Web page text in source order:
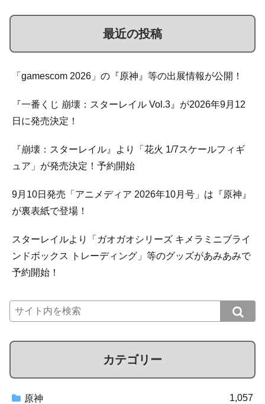
最近の投稿
「gamescom 2026」の『原神』等の出展情報が公開！
『一番くじ 崩壊：スターレイル Vol.3』が2026年9月12
日に発売決定！
『崩壊：スターレイル』より「花火 1/7スケールフィギ
ュア」が発売決定！予約開始
9月10日発売「アニメディア 2026年10月号」は『原神』
が裏表紙で登場！
スターレイルより「ガオガオシリーズ キメラミニブライ
ンドボックス トレーディング」等のグッズがあみあみで
予約開始！
カテゴリー
原神 1,057